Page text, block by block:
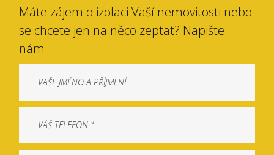
Máte zájem o izolaci Vaší nemovitosti nebo
se chcete jen na něco zeptat? Napište
nám.